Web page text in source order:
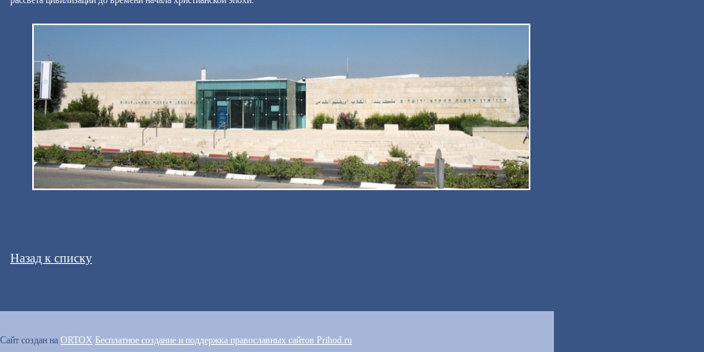
Назад к списку
Сайт создан на ORTOX Бесплатное создание и поддержка православных сайтов Prihod.ru